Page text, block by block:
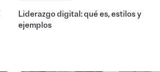
Liderazgo digital: qué es, estilos y
ejemplos